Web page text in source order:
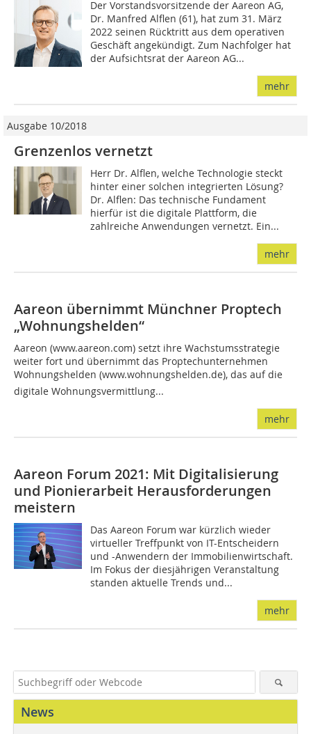
Der Vorstandsvorsitzende der Aareon AG,
Dr. Manfred Alflen (61), hat zum 31. März
2022 seinen Rücktritt aus dem operativen
Geschäft angekündigt. Zum Nachfolger hat
der Aufsichtsrat der Aareon AG...
mehr
Ausgabe 10/2018
Grenzenlos vernetzt
Herr Dr. Alflen, welche Technologie steckt
hinter einer solchen integrierten Lösung?
Dr. Alflen: Das technische Fundament
hierfür ist die digitale Plattform, die
zahlreiche Anwendungen vernetzt. Ein...
mehr
Aareon übernimmt Münchner Proptech
„Wohnungshelden“
Aareon (www.aareon.com) setzt ihre Wachstumsstrategie
weiter fort und übernimmt das Proptechunternehmen
Wohnungshelden (www.wohnungshelden.de), das auf die
digitale Wohnungsvermittlung...
mehr
Aareon Forum 2021: Mit Digitalisierung
und Pionierarbeit Herausforderungen
meistern
Das Aareon Forum war kürzlich wieder
virtueller Treffpunkt von IT-Entscheidern
und -Anwendern der Immobilienwirtschaft.
Im Fokus der diesjährigen Veranstaltung
standen aktuelle Trends und...
mehr
News